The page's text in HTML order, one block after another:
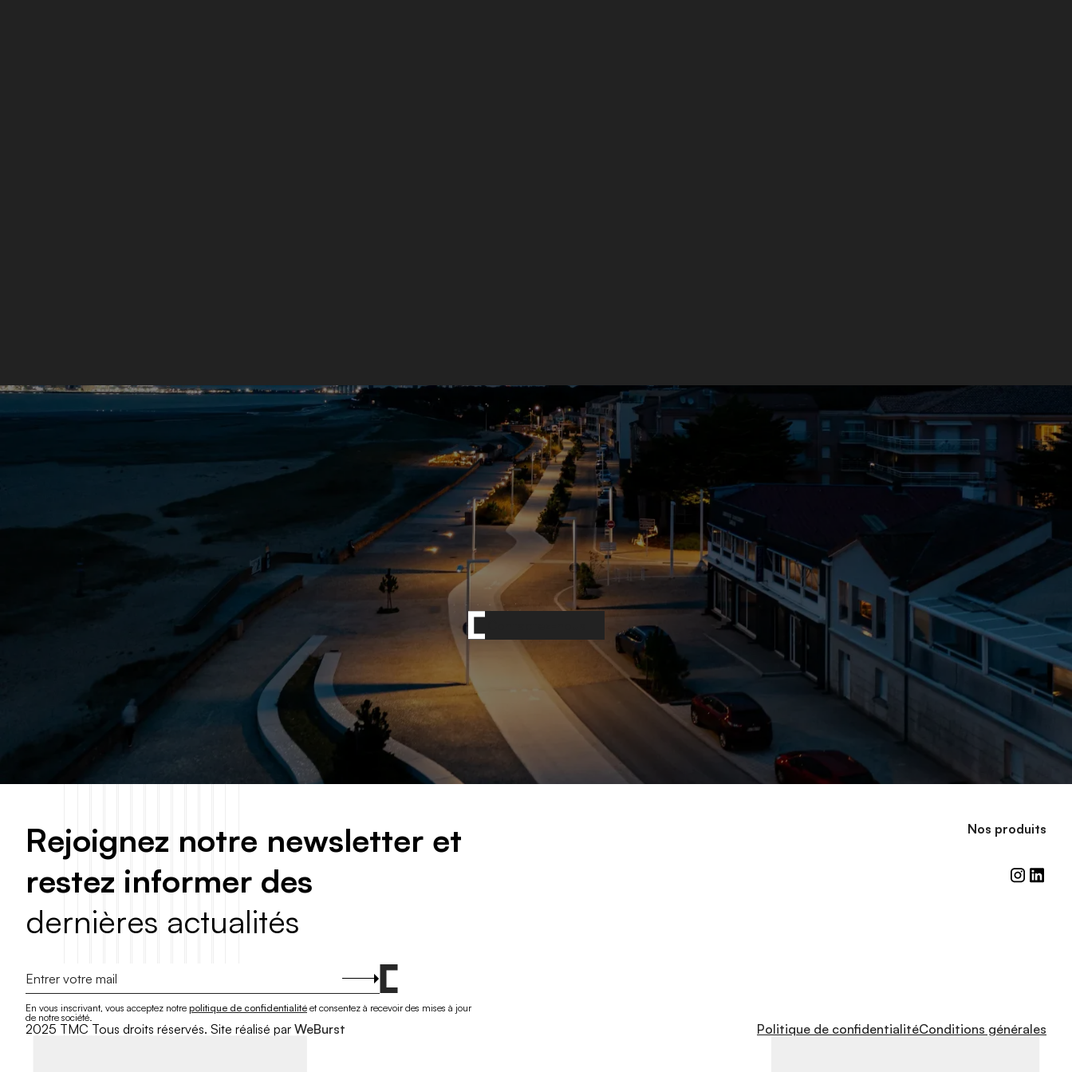
Rejoignez notre newsletter et
restez informer des
dernières actualités
En vous inscrivant, vous acceptez notre politique de confidentialité et consentez à recevoir des mises à jour
de notre société.
Nos produits
2025 TMC Tous droits réservés. Site réalisé par WeBurst Politique de confidentialitéConditions générales